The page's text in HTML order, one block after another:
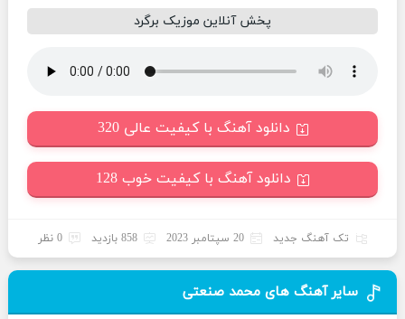
پخش آنلاین موزیک برگرد
دانلود آهنگ با کیفیت عالی 320
دانلود آهنگ با کیفیت خوب 128
تک آهنگ جدید 20 سپتامبر 2023 858 بازدید 0 نظر
سایر آهنگ های محمد صنعتی